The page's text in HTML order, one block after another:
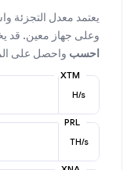
يعتمد معدل التجزئة
وعلى جهاز معين. قد
احسب واحصل على
XTM
H/s
PRL
TH/s